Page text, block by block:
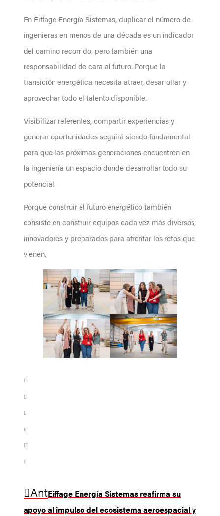
En Eiffage Energía Sistemas, duplicar el número de
ingenieras en menos de una década es un indicador
del camino recorrido, pero también una
responsabilidad de cara al futuro. Porque la
transición energética necesita atraer, desarrollar y
aprovechar todo el talento disponible.
Visibilizar referentes, compartir experiencias y
generar oportunidades seguirá siendo fundamental
para que las próximas generaciones encuentren en
la ingeniería un espacio donde desarrollar todo su
potencial.
Porque construir el futuro energético también
consiste en construir equipos cada vez más diversos,
innovadores y preparados para afrontar los retos que
vienen.
AntEiffage Energía Sistemas reafirma su
apoyo al impulso del ecosistema aeroespacial y